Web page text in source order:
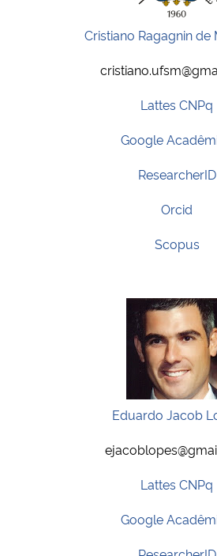
Cristiano Ragagnin de
Lattes CNPq
Google
ResearcherID
Orcid
Scopus
Eduardo Jacob
Lattes CNPq
Google